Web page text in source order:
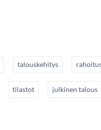
talouskehitys
tilastot julkinen talous